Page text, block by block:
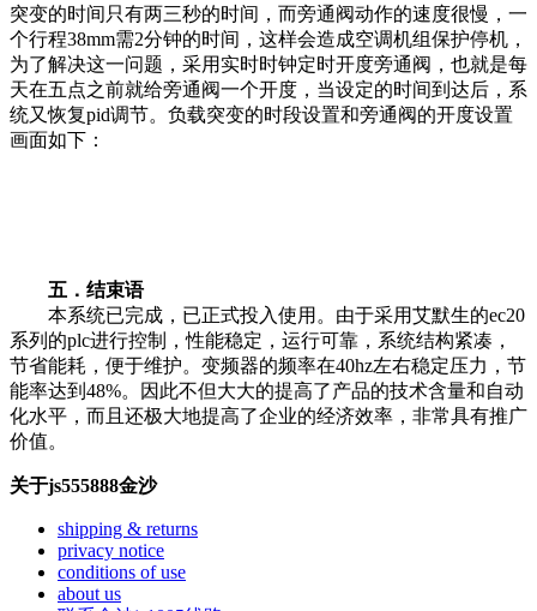
突变的时间只有两三秒的时间，而旁通阀动作的速度很慢，一
个行程38mm需2分钟的时间，这样会造成空调机组保护停机，
为了解决这一问题，采用实时时钟定时开度旁通阀，也就是每
天在五点之前就给旁通阀一个开度，当设定的时间到达后，系
统又恢复pid调节。负载突变的时段设置和旁通阀的开度设置
画面如下：
五．结束语
本系统已完成，已正式投入使用。由于采用艾默生的ec20
系列的plc进行控制，性能稳定，运行可靠，系统结构紧凑，
节省能耗，便于维护。变频器的频率在40hz左右稳定压力，节
能率达到48%。因此不但大大的提高了产品的技术含量和自动
化水平，而且还极大地提高了企业的经济效率，非常具有推广
价值。
关于js555888金沙
shipping & returns
privacy notice
conditions of use
about us